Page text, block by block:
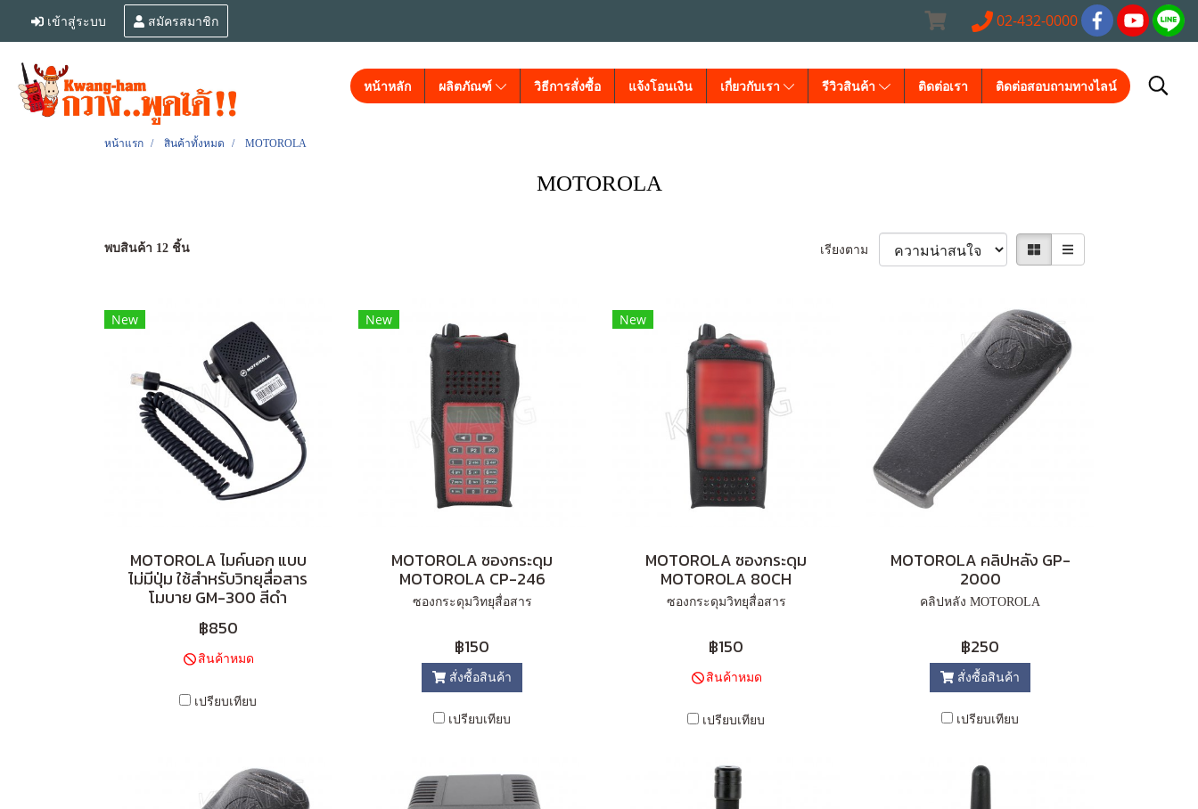
เข้าสู่ระบบ สมัครสมาชิก 02-432-0000
หน้าหลัก ผลิตภัณฑ์ วิธีการสั่งซื้อ แจ้งโอนเงิน เกี่ยวกับเรา รีวิวสินค้า ติดต่อเรา ติดต่อสอบถามทางไลน์
หน้าแรก สินค้าทั้งหมด MOTOROLA
MOTOROLA
พบสินค้า 12 ชิ้น เรียงตาม
New
MOTOROLA ไมค์นอก แบบ
ไม่มีปุ่ม ใช้สำหรับวิทยุสื่อสาร
โมบาย GM-300 สีดำ
฿850
สินค้าหมด
เปรียบเทียบ
New
MOTOROLA ซองกระดุม
MOTOROLA CP-246
ซองกระดุมวิทยุสื่อสาร
฿150
สั่งซื้อสินค้า
เปรียบเทียบ
New
MOTOROLA ซองกระดุม
MOTOROLA 80CH
ซองกระดุมวิทยุสื่อสาร
฿150
สินค้าหมด
เปรียบเทียบ
MOTOROLA คลิปหลัง GP-
2000
คลิปหลัง MOTOROLA
฿250
สั่งซื้อสินค้า
เปรียบเทียบ